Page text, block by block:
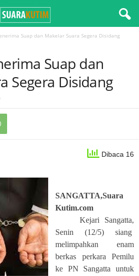
Suap dan Makelar Suara Segera Disidang
Suap dan
Segera Disidang
Dibaca 16
SANGATTA,Suara
Kutim.com
Kejari Sangatta,
Senin (12/5) siang
melimpahkan enam
berkas perkara Pemilu
ke PN Sangatta untuk